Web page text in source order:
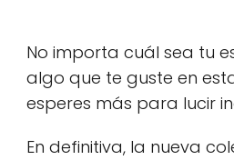
No importa cuál sea tu
algo que te guste en
esperes más para lucir
En definitiva, la nueva